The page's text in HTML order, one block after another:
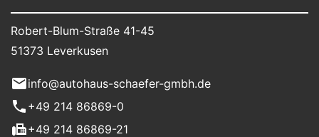
Robert-Blum-Straße 41-45
51373 Leverkusen
info@autohaus-schaefer-gmbh.de
+49 214 86869-0
+49 214 86869-21